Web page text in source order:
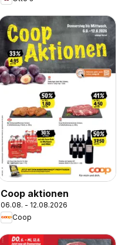
Coop aktionen
06.08. - 12.08.2026
Coop